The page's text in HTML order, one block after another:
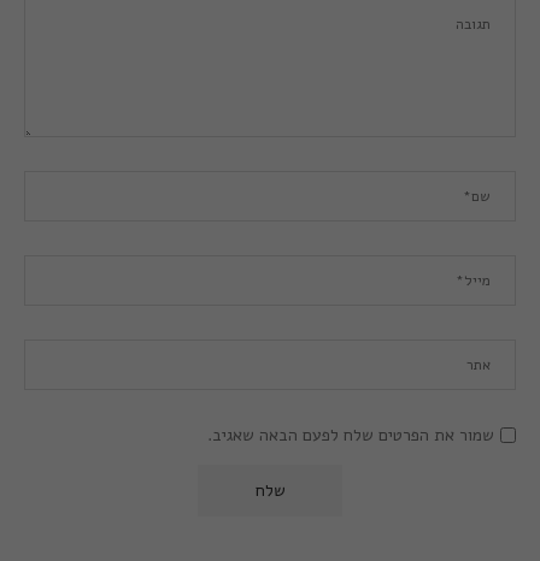
שמור את הפרטים שלח לפעם הבאה שאגיב.